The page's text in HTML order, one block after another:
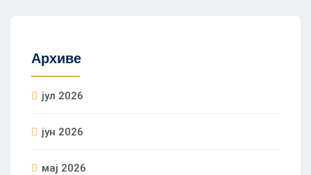
Архиве
јул 2026
јун 2026
мај 2026